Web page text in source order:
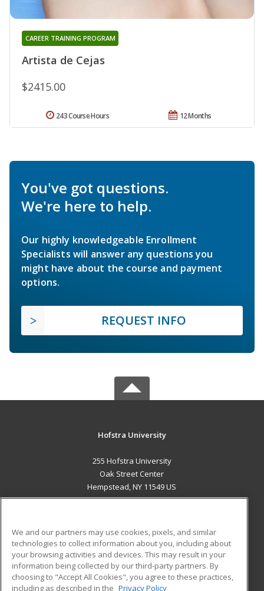
Artista de Cejas
CAREER TRAINING PROGRAM
$2415.00
12 Months
243 Course Hours
You've got questions.
We're here to help.
Our highly knowledgeable Enrollment
Specialists will answer any questions you
might have about the course and payment
options.
REQUEST INFO
Hofstra University
255 Hofstra University
Oak Street Center
Hempstead, NY 11549 US
ADDITIONAL RESOURCES
Military
Financial Assistance
Student Blog
We and our partners may use cookies, pixels, and similar
technologies to collect information about you, including about
your browsing activities and devices. This may result in your
information being collected by our third-party partners. By
choosing to "Accept All Cookies", you agree to these practices,
including as described in the Privacy Policy